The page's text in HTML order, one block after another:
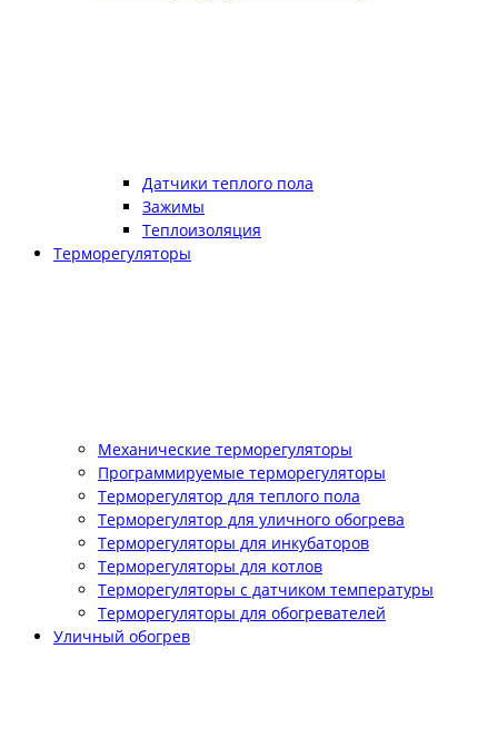
Датчики теплого пола
Зажимы
Теплоизоляция
Терморегуляторы
Механические терморегуляторы
Программируемые терморегуляторы
Терморегулятор для теплого пола
Терморегулятор для уличного обогрева
Терморегуляторы для инкубаторов
Терморегуляторы для котлов
Терморегуляторы с датчиком температуры
Терморегуляторы для обогревателей
Уличный обогрев